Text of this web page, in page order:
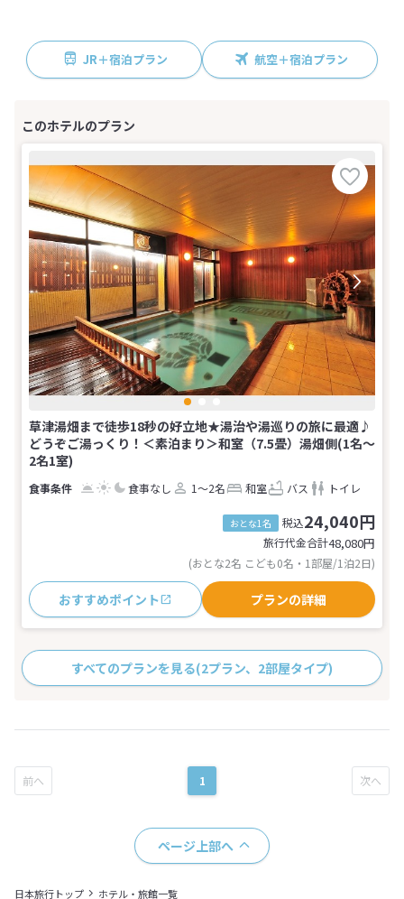
JR＋宿泊プラン 航空＋宿泊プラン
草津湯畑まで徒歩18秒の好立地★湯治や湯巡りの旅に最適♪
どうぞご湯っくり！＜素泊まり＞和室（7.5畳）湯畑側(1名～
2名1室)
食事なし 1～2名 和室 バス トイレ
おとな1名 税込24,040円
旅行代金合計48,080円
(おとな2名 こども0名・1部屋/1泊2日)
おすすめポイント プランの詳細
すべてのプランを見る(2プラン、2部屋タイプ)
1
ページ上部へ
日本旅行トップ ホテル・旅館一覧